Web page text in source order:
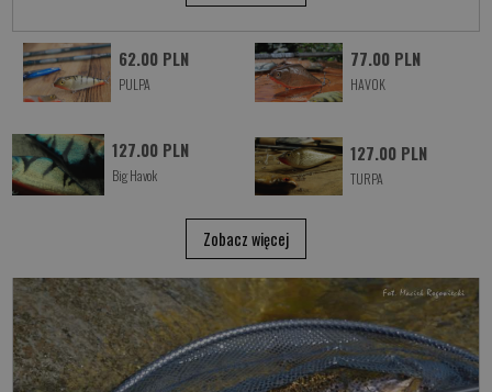
62.00 PLN
PULPA
77.00 PLN
HAVOK
127.00 PLN
Big Havok
127.00 PLN
TURPA
Zobacz więcej